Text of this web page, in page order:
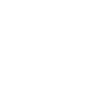
de € 189,99 à